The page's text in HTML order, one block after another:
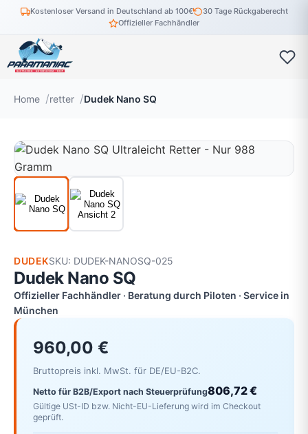
Kostenloser Versand in Deutschland ab 100€
30 Tage Rückgaberecht
Offizieller Fachhändler
Home retter Dudek Nano SQ
DUDEKSKU: DUDEK-NANOSQ-025
Dudek Nano SQ
Offizieller Fachhändler · Beratung durch Piloten · Service in
München
960,00 €
Bruttopreis inkl. MwSt. für DE/EU-B2C.
Netto für B2B/Export nach Steuerprüfung806,72 €
Gültige USt-ID bzw. Nicht-EU-Lieferung wird im Checkout
geprüft.